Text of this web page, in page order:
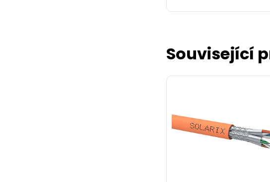
Patch kabel CAT6 UTP
zelený snag-proof C6-
Související